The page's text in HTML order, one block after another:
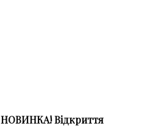
НОВИНКА! Відкриття